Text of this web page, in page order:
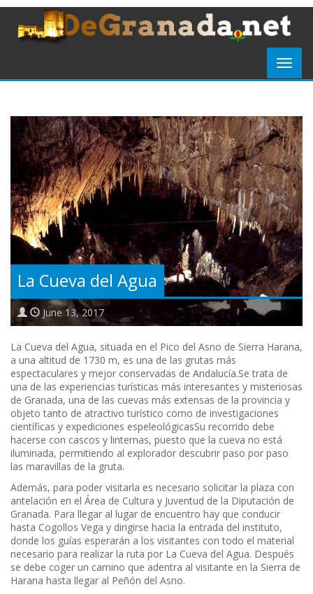
La Cueva del Agua
June 13, 2017
La Cueva del Agua, situada en el Pico del Asno de Sierra Harana,
a una altitud de 1730 m, es una de las grutas más
espectaculares y mejor conservadas de Andalucía.Se trata de
una de las experiencias turísticas más interesantes y misteriosas
de Granada, una de las cuevas más extensas de la provincia y
objeto tanto de atractivo turístico como de investigaciones
científicas y expediciones espeleológicasSu recorrido debe
hacerse con cascos y linternas, puesto que la cueva no está
iluminada, permitiendo al explorador descubrir paso por paso
las maravillas de la gruta.
Además, para poder visitarla es necesario solicitar la plaza con
antelación en el Área de Cultura y Juventud de la Diputación de
Granada. Para llegar al lugar de encuentro hay que conducir
hasta Cogollos Vega y dirigirse hacia la entrada del instituto,
donde los guías esperarán a los visitantes con todo el material
necesario para realizar la ruta por La Cueva del Agua. Después
se debe coger un camino que adentra al visitante en la Sierra de
Harana hasta llegar al Peñón del Asno.